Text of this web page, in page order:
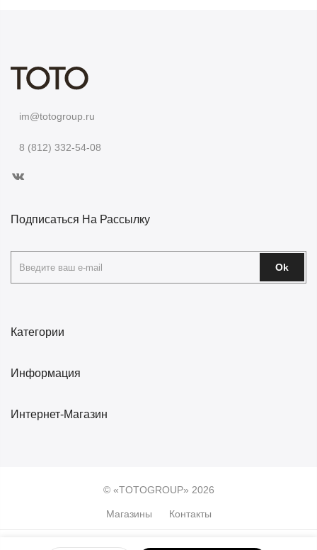
im@totogroup.ru
8 (812) 332-54-08
Категории
Информация
Интернет-Магазин
Подписаться На Рассылку
Ok
© «TOTOGROUP» 2026
Магазины Контакты